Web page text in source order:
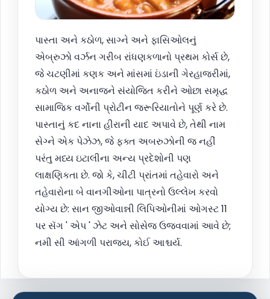
પાસ્તા અને કઠોળ, સાગ્ને અને ફાસિઓલનું
એબ્રુઝો વર્ઝન ગરીબ રાંધણકળાનો પ્રથમ કોર્સ છે,
જે ચટણીમાં કણક અને માંસમાં ઇંડાની ગેરહાજરીમાં,
કઠોળ અને અનાજને સંયોજિત કરીને ઓછા સમૃદ્ધ
સામાજિક વર્ગોની પ્રોટીન જરૂરિયાતોને પૂર્ણ કરે છે.
પાસ્તાનું કદ નાના હીરાની યાદ અપાવે છે, તેથી નામ
સેગ્ને એક પેઝેઝ, જે ફક્ત અબરુઝોની જ નહીં
પરંતુ મધ્ય ઇટાલીના અન્ય પ્રદેશોની પણ
લાક્ષણિકતા છે. જો કે, ચીટી પ્રાંતમાં તહેવારો અને
તહેવારોના બે વાનગીઓના પાત્રનો ઉલ્લેખ કરવો
યોગ્ય છે: સાન જીઓવાન્ની લિપિઓનીમાં ઓગસ્ટ 11
પર સૅગ ' એપ ' ઝેટ અને સોસેજ ઉજવવામાં આવે છે;
નમી સી આંગળી પરાજય, કોઈ આશ્ચર્ય.